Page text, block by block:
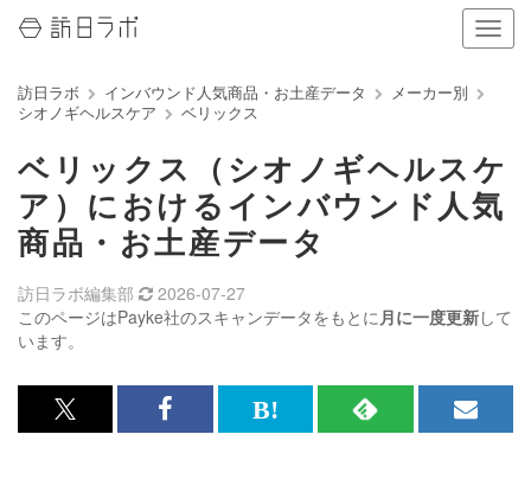
ナ
ビ
ン
の
表
り
る
訪日ラボ インバウンド人気商品・お土産データ
メーカー別
シオノギヘルスケア
ベリックス
ベリックス（シオノギヘルスケ
ア）におけるインバウンド人気
商品・お土産データ
このページはPayke社のスキャンデータをもとに月に一度更新して
います。
訪日ラボ編集部 2026-07-27
x<br>
Facebook<br>
は
RSS
メ